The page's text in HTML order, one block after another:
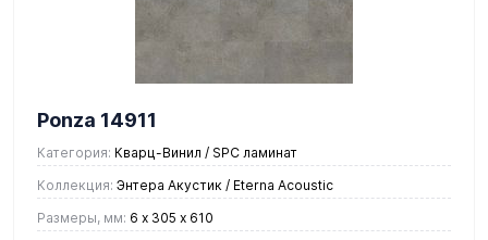
Ponza 14911
Категория: Кварц-Винил / SPC ламинат
Коллекция: Энтера Акустик / Eterna Acoustic
Размеры, мм: 6 х 305 х 610